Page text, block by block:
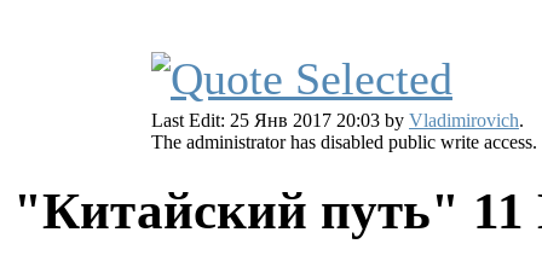
Last Edit: 25 Янв 2017 20:03 by Vladimirovich.
The administrator has disabled public write access.
"Китайский путь"